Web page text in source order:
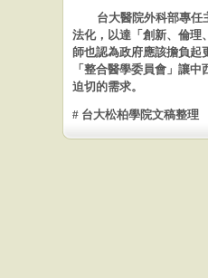
台大醫院外科部專任
法化，以達「創新、倫理
師也認為政府應該擔負起
「整合醫學委員會」讓
迫切的需求。
# 台大松柏學院文稿整理